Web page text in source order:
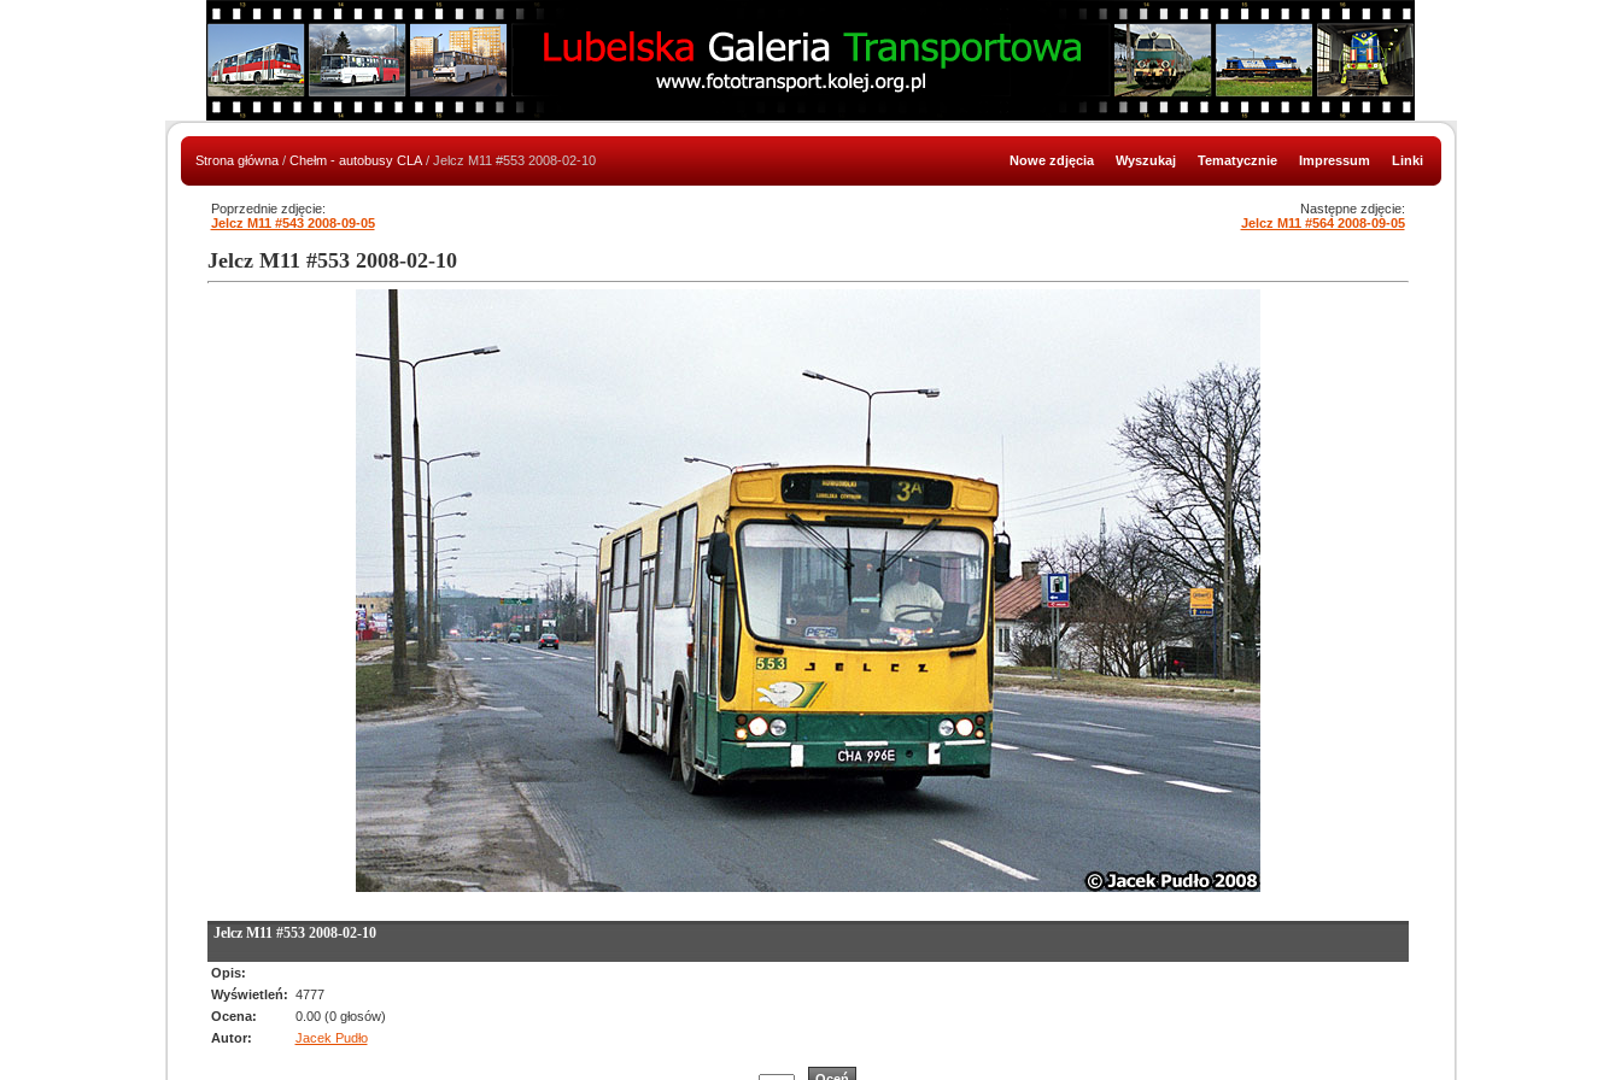
Strona główna/ Chełm - autobusy CLA/ Jelcz M11 #553 2008-02-10 Nowe zdjęcia Wyszukaj Tematycznie Impressum Linki
Poprzednie zdjęcie:
Jelcz M11 #543 2008-09-05
Następne zdjęcie:
Jelcz M11 #564 2008-09-05
Jelcz M11 #553 2008-02-10
Jelcz M11 #553 2008-02-10
Opis:
Wyświetleń: 4777
Ocena:
0.00 (0 głosów)
Autor:
Jacek Pudło